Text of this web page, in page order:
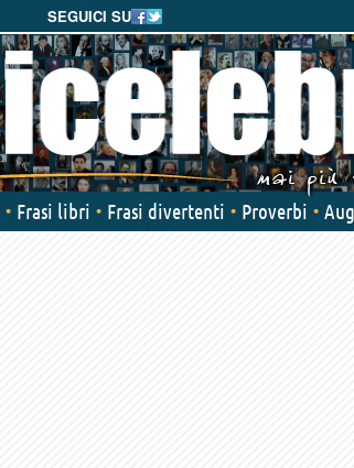
SEGUICI SU
Frasi libri Frasi divertenti Proverbi